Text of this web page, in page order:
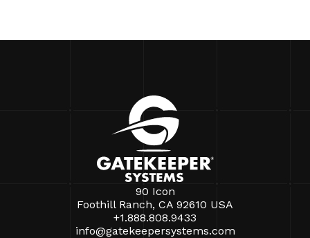
90 Icon
Foothill Ranch, CA 92610 USA
+1.888.808.9433
info@gatekeepersystems.com